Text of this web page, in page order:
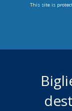
This site is